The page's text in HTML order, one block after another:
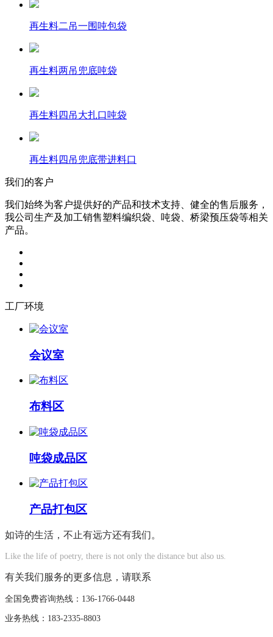
再生料二吊一围吨包袋
再生料两吊兜底吨袋
再生料四吊大扎口吨袋
再生料四吊兜底带进料口
我们的客户
我们始终为客户提供好的产品和技术支持、健全的售后服务，
我公司生产及加工销售塑料编织袋、吨袋、桥梁预压袋等相关
产品。
工厂环境
会议室
布料区
吨袋成品区
产品打包区
如诗的生活，不止有远方还有我们。
Like the life of poetry, there is not only the distance but also us.
有关我们服务的更多信息，请联系
全国免费咨询热线：136-1766-0448
业务热线：183-2335-8803